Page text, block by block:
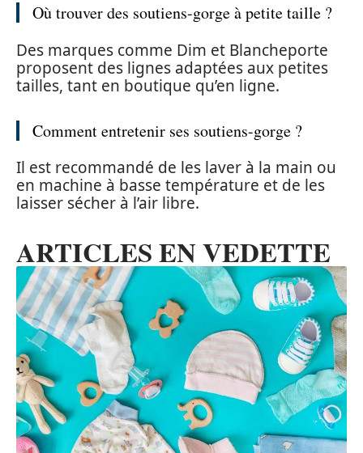
Où trouver des soutiens-gorge à petite taille ?
Des marques comme Dim et Blancheporte
proposent des lignes adaptées aux petites
tailles, tant en boutique qu’en ligne.
Comment entretenir ses soutiens-gorge ?
Il est recommandé de les laver à la main ou
en machine à basse température et de les
laisser sécher à l’air libre.
ARTICLES EN VEDETTE